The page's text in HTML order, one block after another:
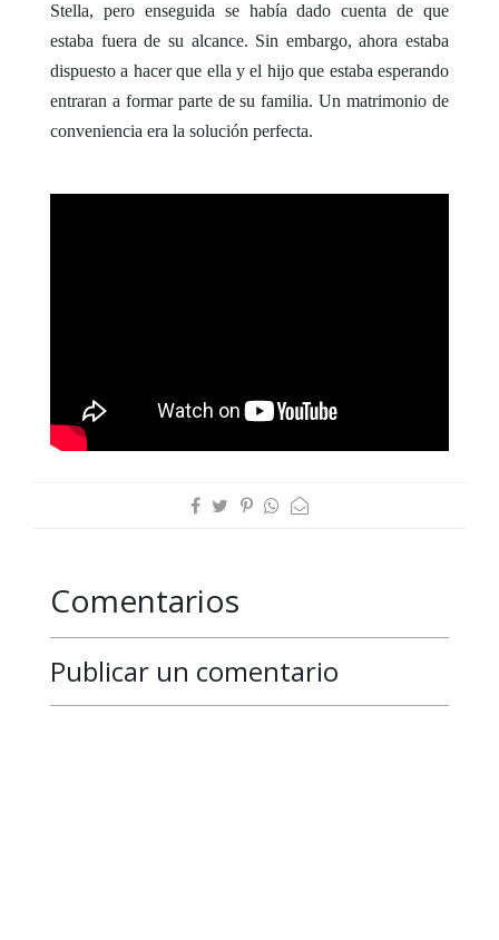
Stella, pero enseguida se había dado cuenta de que
estaba fuera de su alcance. Sin embargo, ahora estaba
dispuesto a hacer que ella y el hijo que estaba esperando
entraran a formar parte de su familia. Un matrimonio de
conveniencia era la solución perfecta.
Comentarios
Publicar un comentario